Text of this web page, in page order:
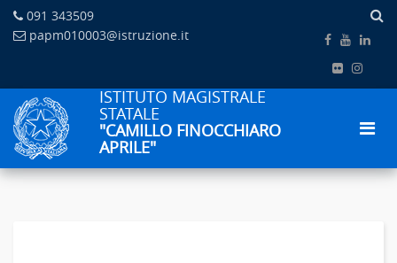
091 343509
papm010003@istruzione.it
ISTITUTO MAGISTRALE
STATALE
"CAMILLO FINOCCHIARO
APRILE"